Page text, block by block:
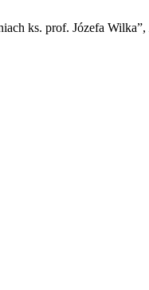
ks. prof. Józefa Wilka”,